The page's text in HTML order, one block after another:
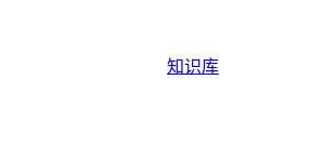
知识库